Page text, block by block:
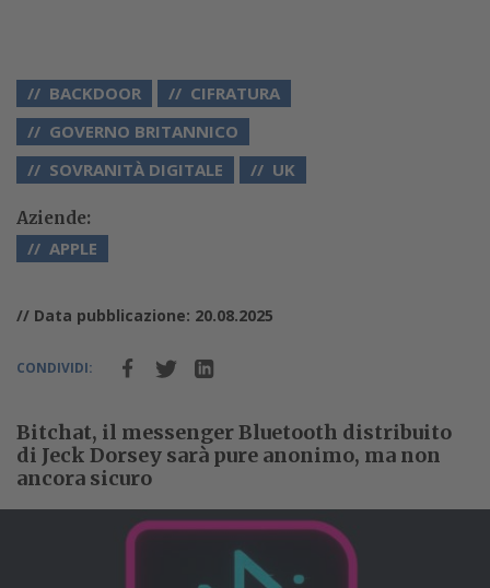
BACKDOOR
CIFRATURA
GOVERNO BRITANNICO
SOVRANITÀ DIGITALE
UK
Aziende:
APPLE
// Data pubblicazione: 20.08.2025
CONDIVIDI:
Bitchat, il messenger Bluetooth distribuito
di Jeck Dorsey sarà pure anonimo, ma non
ancora sicuro